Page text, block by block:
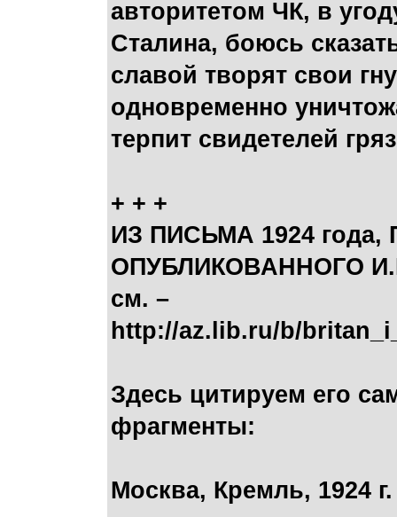
авторитетом ЧК, в
Сталина, боюсь
славой творят свои
одновременно
терпит свидетелей
+ + +
ИЗ ПИСЬМА 1924
ОПУБЛИКОВАННОГО
см. –
http://az.lib.ru/b/
Здесь цитируем его
фрагменты:
Москва, Кремль, 1924 г.